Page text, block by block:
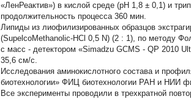
«ЛенРеактив») в кислой среде (рН 1,8 ± 0,1) и
продолжительность процесса 360 мин.
Липиды из лиофилизированных образцов
(SupelcoMethanolic-HCl 0,5 N) (2 : 1), по методу
c масс ‐ детектором «Simadzu GCMS ‐ QP 2010
35,6 см/с.
Исследования аминокислотного состава и
биотехнологии» ФИЦ биотехнологии РАН и НИИ
Все эксперименты проводили в трехкратной